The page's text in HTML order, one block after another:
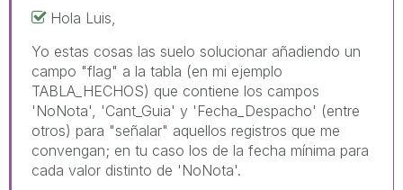
Hola Luis,
Yo estas cosas las suelo solucionar añadiendo un
campo "flag" a la tabla (en mi ejemplo
TABLA_HECHOS) que contiene los campos
'NoNota', 'Cant_Guia' y 'Fecha_Despacho' (entre
otros) para "señalar" aquellos registros que me
convengan; en tu caso los de la fecha mínima para
cada valor distinto de 'NoNota'.